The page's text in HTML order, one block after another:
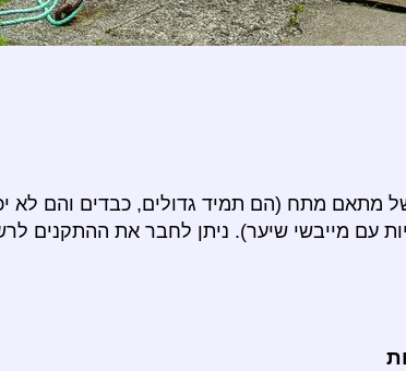
מתאם מתח (הם תמיד גדולים, כבדים והם לא
עם מייבשי שיער). ניתן לחבר את ההתקנים